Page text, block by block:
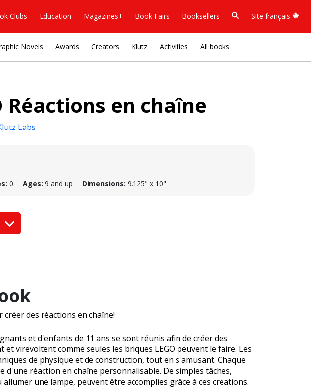
Clubs Education Magazines+ Book Fairs Booksellers Site français
Novels Awards Creators Klutz Activities All books
Réactions en chaîne
Labs
0 Ages: 9 and up Dimensions: 9.125" x 10"
créer des réactions en chaîne!
et d'enfants de 11 ans se sont réunis afin de créer des
et virevoltent comme seules les briques LEGO peuvent le faire. Les
de physique et de construction, tout en s'amusant. Chaque
d'une réaction en chaîne personnalisable. De simples tâches,
une lampe, peuvent être accomplies grâce à ces créations.